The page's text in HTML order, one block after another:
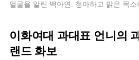
얼굴을 알린 백아연. 청아하고 맑은 목소
말지’로 음원차트와 음악방송 1위를 차
니다. 제목에서도 느껴지다시피 해당 노
용인데요. 바로 원망의 대상은 바로 […]
이화여대 과대표 언니의
랜드 화보